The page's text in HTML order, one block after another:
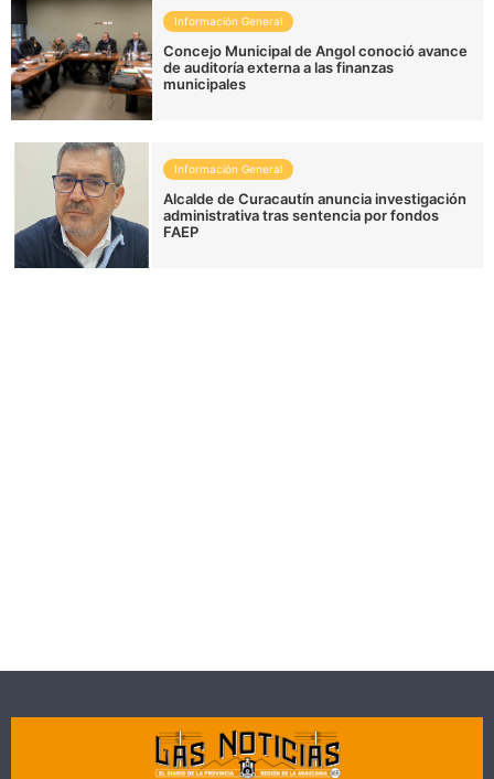
Información General
Concejo Municipal de Angol conoció avance
de auditoría externa a las finanzas
municipales
Información General
Alcalde de Curacautín anuncia investigación
administrativa tras sentencia por fondos
FAEP